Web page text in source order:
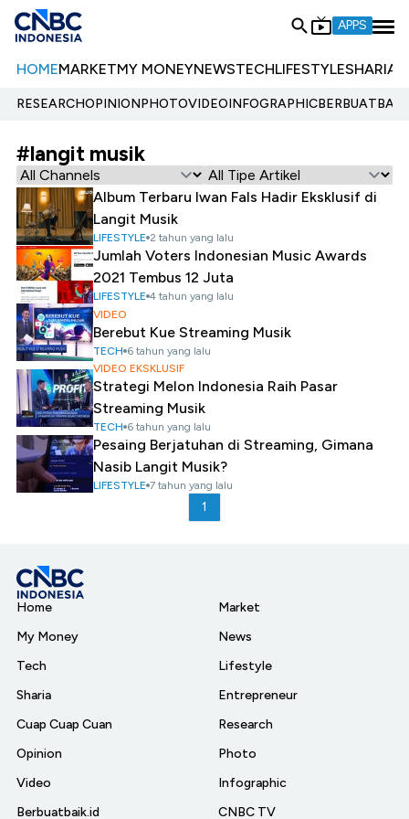
APPS
HOMEMARKETMY MONEYNEWSTECHLIFESTYLESHARIA
RESEARCHOPINIONPHOTOVIDEOINFOGRAPHIC
#langit musik
Album Terbaru Iwan Fals Hadir Eksklusif di
Langit Musik
LIFESTYLE 2 tahun yang lalu
Jumlah Voters Indonesian Music Awards
2021 Tembus 12 Juta
LIFESTYLE 4 tahun yang lalu
VIDEO
Berebut Kue Streaming Musik
TECH 6 tahun yang lalu
VIDEO EKSKLUSIF
Strategi Melon Indonesia Raih Pasar
Streaming Musik
TECH 6 tahun yang lalu
Pesaing Berjatuhan di Streaming, Gimana
Nasib Langit Musik?
LIFESTYLE 7 tahun yang lalu
1
Home
My Money
Tech
Sharia
Cuap Cuap Cuan
Opinion
Video
Berbuatbaik.id
Market
News
Lifestyle
Entrepreneur
Research
Photo
Infographic
CNBC TV